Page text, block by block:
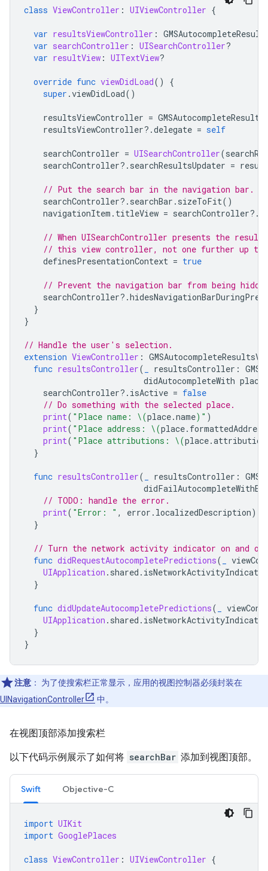
class ViewController : UIViewController {
var resultsViewController :
var searchController : UISearchController?
var resultView : UITextView?
override func viewDidLoad()
{
super .viewDidLoad()
resultsViewController =
resultsViewController?.delegate = self
searchController = UISearchController(
searchController?. searchResultsUpdater =
// Put the search bar in the navigation bar.
searchController?. searchBar . sizeToFit()
navigationItem . titleView = searchController?.
// When UISearchController presents the
// this view controller, not one further up
definesPresentationContext = true
// Prevent the navigation bar from being
searchController?.
}
}
// Handle the user's selection.
extension ViewController :
func resultsController( resultsController :
didAutocompleteWith place
searchController?. isActive = false
// Do something with the selected place.
print( "Place name: \(place.name) " )
print( "Place address: \(place. formattedAddress
print( "Place attributions: \(place.
}
func resultsController( resultsController :
// TODO: handle the error.
print( "Error: " , error . localizedDescription)
}
// Turn the network activity indicator on and
func didRequestAutocompletePredictions(
UIApplication . shared .
}
func didUpdateAutocompletePredictions(
UIApplication . shared .
}
}
注意 ：
为了使搜索栏正常显示，应用的视图控制器必须封装在
UINavigationController
中。
在视图顶部添加搜索栏
以下代码示例展示了如何将 searchBar 添加到视图顶部。
Swift Objective-C
import UIKit
import GooglePlaces
class ViewController : UIViewController {